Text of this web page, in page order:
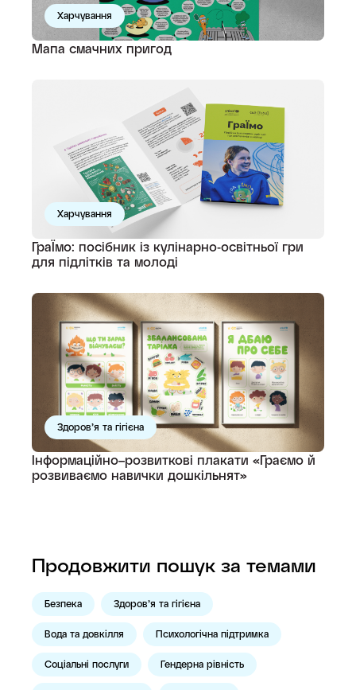
Харчування
Мапа смачних пригод
Харчування
ГраЇмо: посібник із кулінарно-освітньої гри
для підлітків та молоді
Здоров’я та гігієна
Інформаційно–розвиткові плакати «Граємо й
розвиваємо навички дошкільнят»
Продовжити пошук за темами
Безпека Здоров’я та гігієна
Вода та довкілля Психологічна підтримка
Соціальні послуги Гендерна рівність